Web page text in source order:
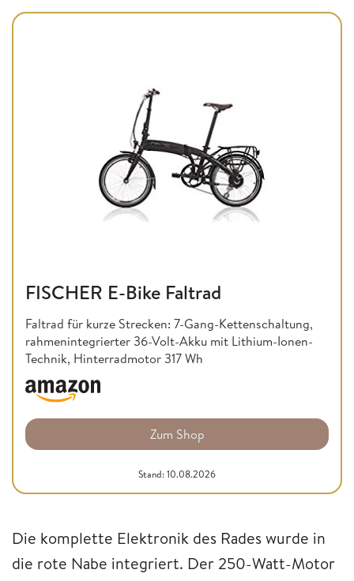
FISCHER E-Bike Faltrad
Faltrad für kurze Strecken: 7-Gang-Kettenschaltung,
rahmenintegrierter 36-Volt-Akku mit Lithium-Ionen-
Technik, Hinterradmotor 317 Wh
Zum Shop
Stand: 10.08.2026
Die komplette Elektronik des Rades wurde in
die rote Nabe integriert. Der 250-Watt-Motor